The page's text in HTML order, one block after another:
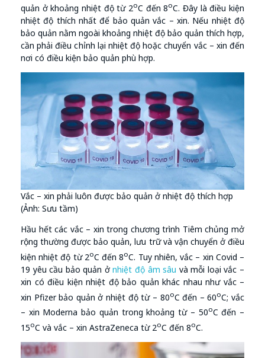
quản ở khoảng nhiệt độ từ 2oC đến 8oC. Đây là điều kiện
nhiệt độ thích nhất để bảo quản vắc – xin. Nếu nhiệt độ
bảo quản nằm ngoài khoảng nhiệt độ bảo quản thích hợp,
cần phải điều chỉnh lại nhiệt độ hoặc chuyển vắc – xin đến
nơi có điều kiện bảo quản phù hợp.
Vắc – xin phải luôn được bảo quản ở nhiệt độ thích hợp
(Ảnh: Sưu tầm)
Hầu hết các vắc – xin trong chương trình Tiêm chủng mở
rộng thường được bảo quản, lưu trữ và vận chuyển ở điều
kiện nhiệt độ từ 2oC đến 8oC. Tuy nhiên, vắc – xin Covid –
19 yêu cầu bảo quản ởnhiệt độ âm sâu và mỗi loại vắc –
xin có điều kiện nhiệt độ bảo quản khác nhau như vắc –
xin Pfizer bảo quản ở nhiệt độ từ – 80oC đến – 60oC; vắc
– xin Moderna bảo quản trong khoảng từ – 50oC đến –
15oC và vắc – xin AstraZeneca từ 2oC đến 8oC.